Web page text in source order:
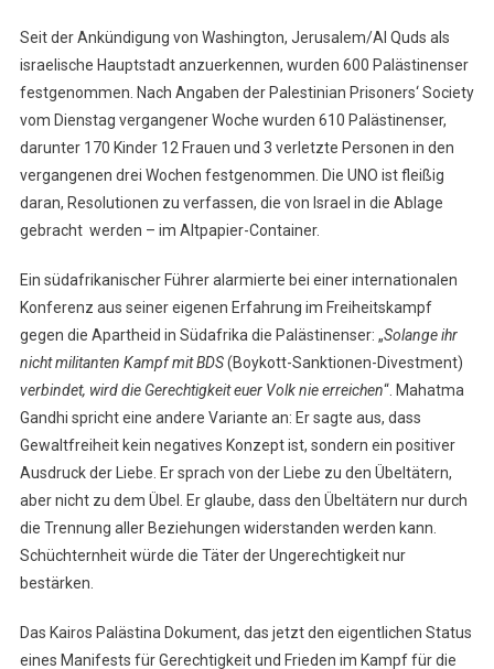
Seit der Ankündigung von Washington, Jerusalem/Al Quds als
israelische Hauptstadt anzuerkennen, wurden 600 Palästinenser
festgenommen. Nach Angaben der Palestinian Prisoners‘ Society
vom Dienstag vergangener Woche wurden 610 Palästinenser,
darunter 170 Kinder 12 Frauen und 3 verletzte Personen in den
vergangenen drei Wochen festgenommen. Die UNO ist fleißig
daran, Resolutionen zu verfassen, die von Israel in die Ablage
gebracht werden – im Altpapier-Container.
Ein südafrikanischer Führer alarmierte bei einer internationalen
Konferenz aus seiner eigenen Erfahrung im Freiheitskampf
gegen die Apartheid in Südafrika die Palästinenser: „Solange ihr
nicht militanten Kampf mit BDS(Boykott-Sanktionen-Divestment)
verbindet, wird die Gerechtigkeit euer Volk nie erreichen“. Mahatma
Gandhi spricht eine andere Variante an: Er sagte aus, dass
Gewaltfreiheit kein negatives Konzept ist, sondern ein positiver
Ausdruck der Liebe. Er sprach von der Liebe zu den Übeltätern,
aber nicht zu dem Übel. Er glaube, dass den Übeltätern nur durch
die Trennung aller Beziehungen widerstanden werden kann.
Schüchternheit würde die Täter der Ungerechtigkeit nur
bestärken.
Das Kairos Palästina Dokument, das jetzt den eigentlichen Status
eines Manifests für Gerechtigkeit und Frieden im Kampf für die